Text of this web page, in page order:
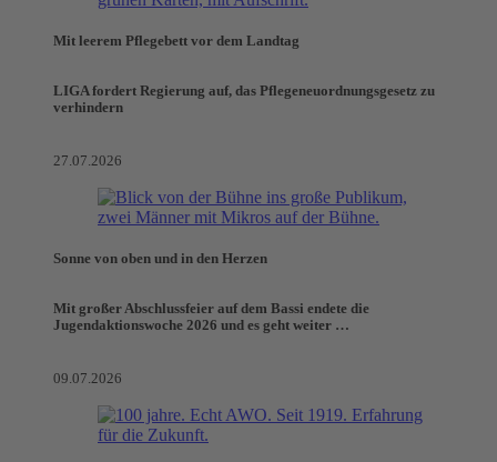
Mit leerem Pflegebett vor dem Landtag
LIGA fordert Regierung auf, das Pflegeneuordnungsgesetz zu
verhindern
27.07.2026
Sonne von oben und in den Herzen
Mit großer Abschlussfeier auf dem Bassi endete die
Jugendaktionswoche 2026 und es geht weiter …
09.07.2026